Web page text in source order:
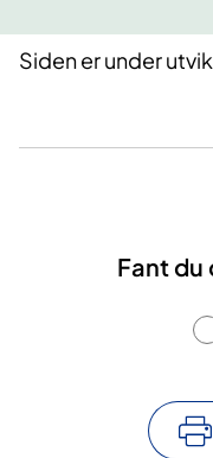
Siden er under
Fant du